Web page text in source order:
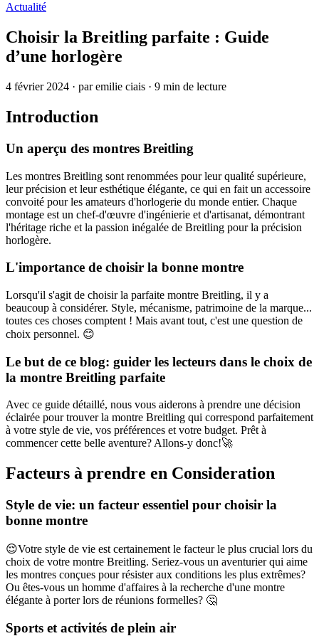
Actualité
Choisir la Breitling parfaite : Guide
d’une horlogère
4 février 2024 · par emilie ciais · 9 min de lecture
Introduction
Un aperçu des montres Breitling
Les montres Breitling sont renommées pour leur qualité supérieure,
leur précision et leur esthétique élégante, ce qui en fait un accessoire
convoité pour les amateurs d'horlogerie du monde entier. Chaque
montage est un chef-d'œuvre d'ingénierie et d'artisanat, démontrant
l'héritage riche et la passion inégalée de Breitling pour la précision
horlogère.
L'importance de choisir la bonne montre
Lorsqu'il s'agit de choisir la parfaite montre Breitling, il y a
beaucoup à considérer. Style, mécanisme, patrimoine de la marque...
toutes ces choses comptent ! Mais avant tout, c'est une question de
choix personnel. 😊
Le but de ce blog: guider les lecteurs dans le choix de
la montre Breitling parfaite
Avec ce guide détaillé, nous vous aiderons à prendre une décision
éclairée pour trouver la montre Breitling qui correspond parfaitement
à votre style de vie, vos préférences et votre budget. Prêt à
commencer cette belle aventure? Allons-y donc!🚀
Facteurs à prendre en Consideration
Style de vie: un facteur essentiel pour choisir la
bonne montre
😌Votre style de vie est certainement le facteur le plus crucial lors du
choix de votre montre Breitling. Seriez-vous un aventurier qui aime
les montres conçues pour résister aux conditions les plus extrêmes?
Ou êtes-vous un homme d'affaires à la recherche d'une montre
élégante à porter lors de réunions formelles? 🤔
Sports et activités de plein air